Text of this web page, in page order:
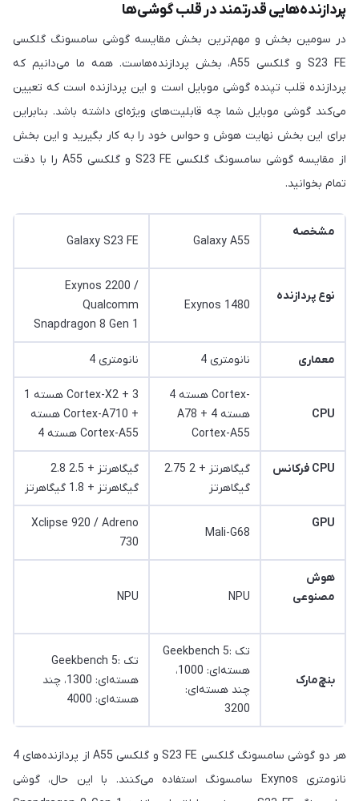
پردازنده‌هایی قدرتمند در قلب گوشی‌ها
در سومین بخش و مهم‌ترین بخش مقایسه گوشی سامسونگ گلکسی
S23 FE و گلکسی A55، بخش پردازنده‌هاست. همه ما می‌دانیم که
پردازنده قلب تپنده گوشی موبایل است و این پردازنده است که تعیین
می‌کند گوشی موبایل شما چه قابلیت‌های ویژه‌ای داشته باشد. بنابراین
برای این بخش نهایت هوش و حواس خود را به کار بگیرید و این بخش
از مقایسه گوشی سامسونگ گلکسی S23 FE و گلکسی A55 را با دقت
تمام بخوانید.
مشخصه
Galaxy A55
Galaxy S23 FE
نوع پردازنده
Exynos 1480
Exynos 2200 /
Qualcomm
Snapdragon 8 Gen 1
معماری 4 نانومتری 4 نانومتری
CPU
4 هسته Cortex-
A78 + 4 هسته
Cortex-A55
1 هسته Cortex-X2 + 3
هسته Cortex-A710 +
4 هسته Cortex-A55
فرکانس CPU
2.75 گیگاهرتز + 2
گیگاهرتز
2.8 گیگاهرتز + 2.5
گیگاهرتز + 1.8 گیگاهرتز
GPU
Mali-G68
Xclipse 920 / Adreno
730
هوش
مصنوعی
NPU
NPU
بنچ‌مارک
Geekbench 5: تک
هسته‌ای: 1000،
چند هسته‌ای:
3200
Geekbench 5: تک
هسته‌ای: 1300، چند
هسته‌ای: 4000
هر دو گوشی سامسونگ گلکسی S23 FE و گلکسی A55 از پردازنده‌های 4
نانومتری Exynos سامسونگ استفاده می‌کنند. با این حال، گوشی